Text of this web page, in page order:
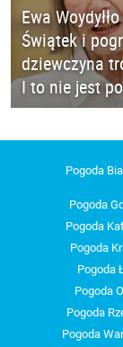
Ewa
Świątek i
dziewczyna
I to nie jest
Pogoda
Pogoda
Pogoda
Pogoda
Pogoda
Pogoda
Pogoda
Pogoda